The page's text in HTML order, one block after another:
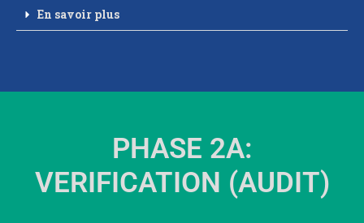
En savoir plus
PHASE 2A:
VERIFICATION (AUDIT)